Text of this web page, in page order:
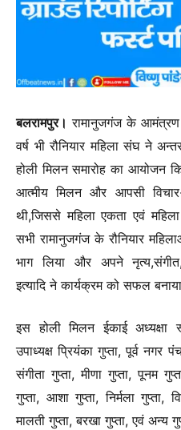
बलरामपुर। रामानुजगंज के आमंत्रण
वर्ष भी रौनियार महिला संघ ने
होली मिलन समारोह का आयोजन
आत्मीय मिलन और आपसी
थी,जिससे महिला एकता एवं
सभी रामानुजगंज के रौनियार
भाग लिया और अपने
इत्यादि ने कार्यक्रम को सफल
इस होली मिलन ईकाई अध्यक्षा
उपाध्यक्ष प्रियंका गुप्ता, पूर्व नगर
संगीता गुप्ता, मीणा गुप्ता, पूनम
गुप्ता, आशा गुप्ता, निर्मला गुप्ता,
मालती गुप्ता, बरखा गुप्ता, एवं अन्य